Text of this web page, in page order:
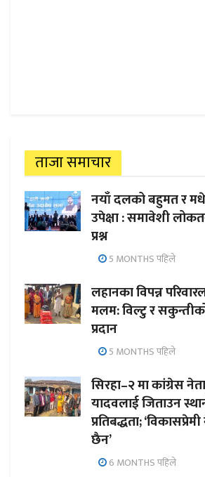
ताजा समाचार
नयाँ दलको बहुमत र
उपेक्षा : समावेशी
प्रश्न
5 MONTHS पहिले
लहानका विपन्न
मलम: विल्टु र
प्रदान
5 MONTHS पहिले
सिरहा–२ मा कांग्रेस
यादवलाई जिताउन
प्रतिबद्धता;
छैन’
6 MONTHS पहिले